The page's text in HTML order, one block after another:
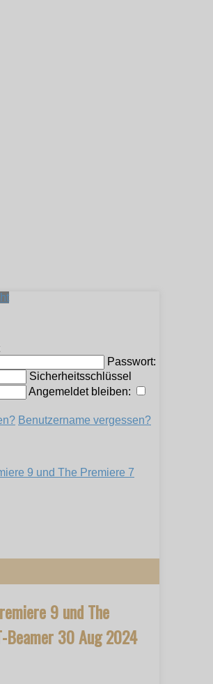
Passwort:
Sicherheitsschlüssel
Angemeldet bleiben:
Benutzername vergessen?
9 und The Premiere 7
9 und The
Beamer30 Aug 2024